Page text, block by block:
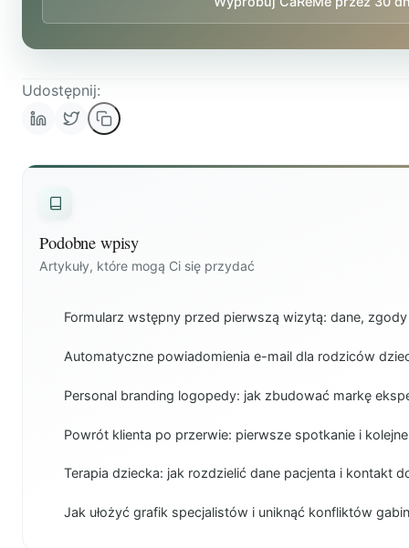
Udostępnij:
Podobne wpisy
Artykuły, które mogą Ci się przydać
Formularz wstępny przed pierwszą wizytą: dane,
Automatyczne powiadomienia e-mail dla rodziców
Personal branding logopedy: jak zbudować markę
Powrót klienta po przerwie: pierwsze spotkanie i
Terapia dziecka: jak rozdzielić dane pacjenta i kontakt
Jak ułożyć grafik specjalistów i uniknąć konfliktów